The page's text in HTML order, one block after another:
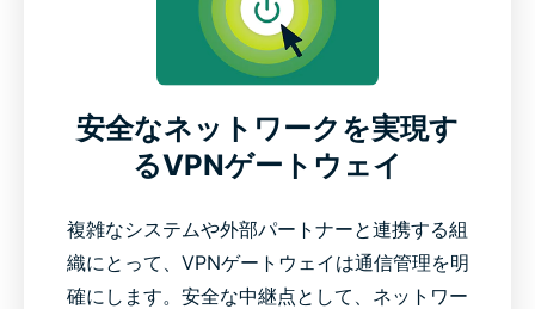
安全なネットワークを実現す
るVPNゲートウェイ
複雑なシステムや外部パートナーと連携する組
織にとって、VPNゲートウェイは通信管理を明
確にします。安全な中継点として、ネットワー